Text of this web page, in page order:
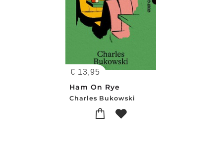
€ 13,95
Ham On Rye
Charles Bukowski